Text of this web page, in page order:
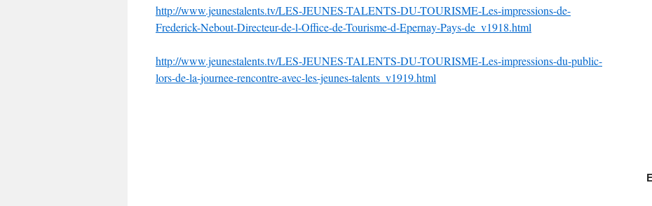
http://www.jeunestalents.tv/LES-JEUNES-TALENTS-DU-TOURISME-Les-impressions-de-
Frederick-Nebout-Directeur-de-l-Office-de-Tourisme-d-Epernay-Pays-de_v1918.html
http://www.jeunestalents.tv/LES-JEUNES-TALENTS-DU-TOURISME-Les-impressions-du-public-
lors-de-la-journee-rencontre-avec-les-jeunes-talents_v1919.html